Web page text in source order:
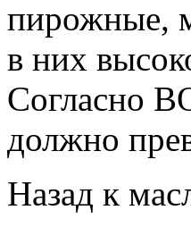
пирожные,
в них
Согласно
должно
Назад к